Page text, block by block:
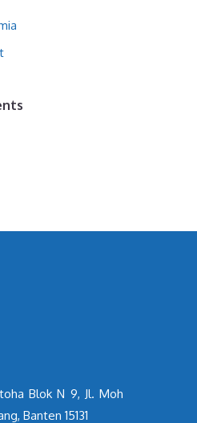
Blok N 9, Jl. Moh
Banten 15131